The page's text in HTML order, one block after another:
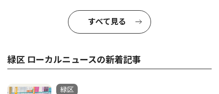
すべて見る
緑区 ローカルニュースの新着記事
緑区